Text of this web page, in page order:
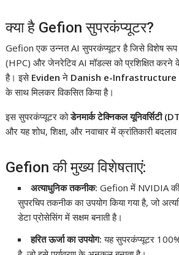
क्या है Gefion सुपरकंप्यूटर?
Gefion एक उन्नत AI सुपरकंप्यूटर है जिसे विशेष रूप
(HPC) और जेनरेटिव AI मॉडल्स को प्रशिक्षित करने
है। इसे Eviden ने Danish e-Infrastructure
के साथ मिलकर विकसित किया है।
इस सुपरकंप्यूटर कोडेनमार्क टेक्निकल यूनिवर्सिटी
और यह शोध, शिक्षा, और नवाचार में क्रांतिकारी
Gefion की मुख्य विशेषताएं:
अत्याधुनिक तकनीक: Gefion में NVIDIA
सुपरचिप तकनीक का उपयोग किया गया है, जो
डेटा प्रोसेसिंग में सक्षम बनाती है।
हरित ऊर्जा का उपयोग: यह सुपरकंप्यूटर